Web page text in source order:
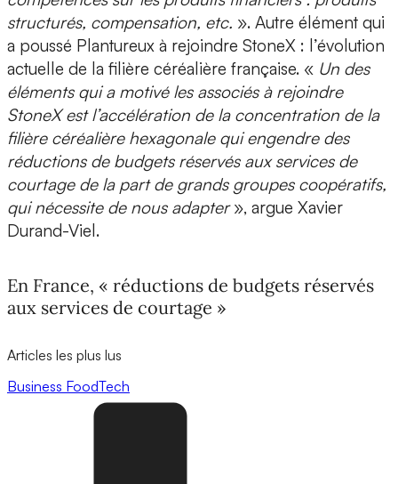
structurés, compensation, etc. ». Autre élément qui
a poussé Plantureux à rejoindre StoneX : l’évolution
actuelle de la filière céréalière française. « Un des
éléments qui a motivé les associés à rejoindre
StoneX est l’accélération de la concentration de la
filière céréalière hexagonale qui engendre des
réductions de budgets réservés aux services de
courtage de la part de grands groupes coopératifs,
qui nécessite de nous adapter», argue Xavier
Durand-Viel.
En France, « réductions de budgets réservés
aux services de courtage »
Articles les plus lus
Business FoodTech